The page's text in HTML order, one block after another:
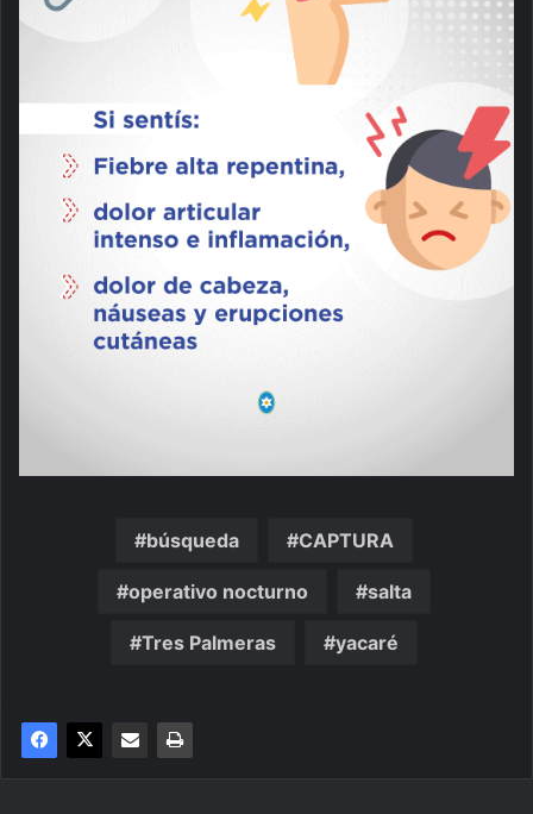
búsqueda CAPTURA
operativo nocturno salta
Tres Palmeras yacaré